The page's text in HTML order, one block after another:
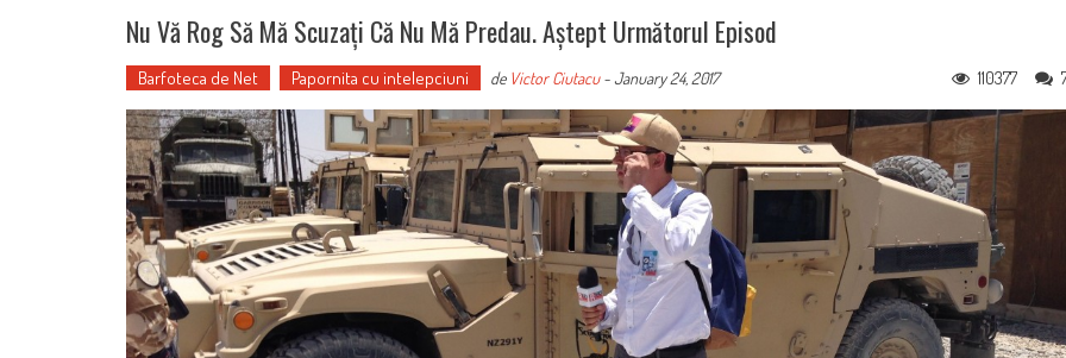
Nu Vă Rog Să Mă Scuzați Că Nu Mă Predau. Aștept Următorul Episod
Barfoteca de Net Papornita cu intelepciuni de Victor Ciutacu-January 24, 2017 110377